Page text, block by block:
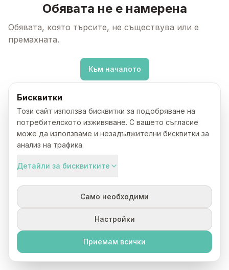
Обявата не е намерена
Обявата, която търсите, не съществува или е
премахната.
Към началото
Бисквитки
Този сайт използва бисквитки за подобряване на
потребителското изживяване. С вашето съгласие
може да използваме и незадължителни бисквитки за
анализ на трафика.
Детайли за бисквитките
Само необходими
Настройки
Приемам всички